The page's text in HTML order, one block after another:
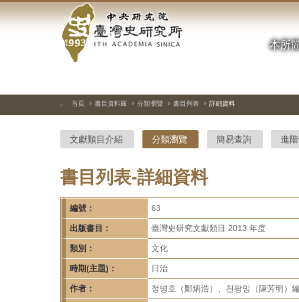
到
中
央
研
院-
臺
灣
史
研
究
所-
首
頁
本所
::: 首頁 書目資料庫 分類瀏覽 書目列表 詳細資料
文獻類目介紹 分類瀏覽 簡易查詢 進
書目列表-詳細資料
編號： 63
出版書目： 臺灣史研究文獻類目 2013 年度
類別： 文化
時期(主題)： 日治
作者： 정병호（鄭炳浩）、천팡밍（陳芳明）